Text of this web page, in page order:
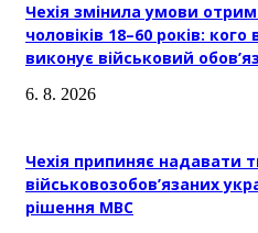
Чехія змінила умови
чоловіків 18–60 років:
виконує військовий
6. 8. 2026
Чехія припиняє надавати
військовозобов’язаних
рішення МВС